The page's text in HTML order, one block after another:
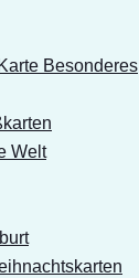
Besonderes
Welt